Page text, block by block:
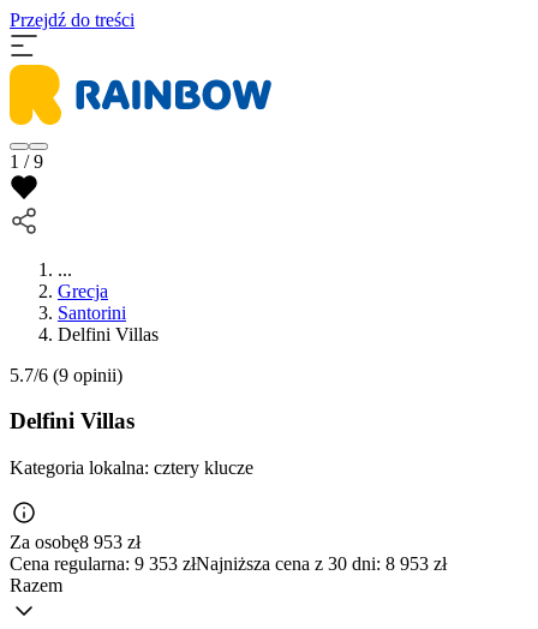
Przejdź do treści
1 / 9
...
Grecja
Santorini
Delfini Villas
5.7/6 (9 opinii)
Delfini Villas
Kategoria lokalna: cztery klucze
Za osobę8 953 zł
Cena regularna: 9 353 złNajniższa cena z 30 dni: 8 953 zł
Razem